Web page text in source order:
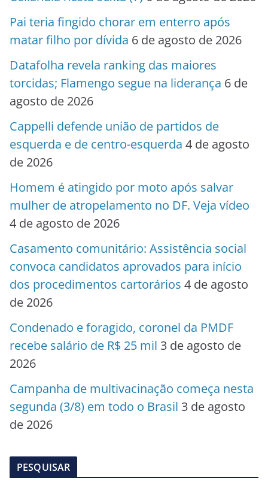
Pai teria fingido chorar em enterro após
matar filho por dívida 6 de agosto de 2026
Datafolha revela ranking das maiores
torcidas; Flamengo segue na liderança 6 de
agosto de 2026
Cappelli defende união de partidos de
esquerda e de centro-esquerda 4 de agosto
de 2026
Homem é atingido por moto após salvar
mulher de atropelamento no DF. Veja vídeo
4 de agosto de 2026
Casamento comunitário: Assistência social
convoca candidatos aprovados para início
dos procedimentos cartorários 4 de agosto
de 2026
Condenado e foragido, coronel da PMDF
recebe salário de R$ 25 mil 3 de agosto de
2026
Campanha de multivacinação começa nesta
segunda (3/8) em todo o Brasil 3 de agosto
de 2026
PESQUISAR